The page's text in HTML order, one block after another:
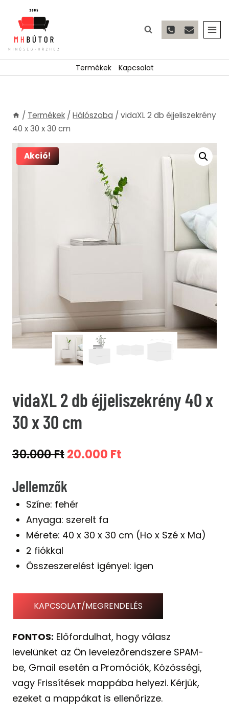
content
Termékek Kapcsolat
/ Termékek / Hálószoba / vidaXL 2 db éjjeliszekrény
40 x 30 x 30 cm
Akció!
vidaXL 2 db éjjeliszekrény 40 x
30 x 30 cm
30.000FtOriginal
was:
30.000 Ft.
20.000 Ft
Jellemzők
Színe: fehér
Anyaga: szerelt fa
Mérete: 40 x 30 x 30 cm (Ho x Szé x Ma)
2 fiókkal
Összeszerelést igényel: igen
KAPCSOLAT/MEGRENDELÉS
FONTOS: Előfordulhat, hogy válasz
levelünket az Ön levelezőrendszere SPAM-
be, Gmail esetén a Promóciók, Közösségi,
vagy Frissítések mappába helyezi. Kérjük,
ezeket a mappákat is ellenőrizze.